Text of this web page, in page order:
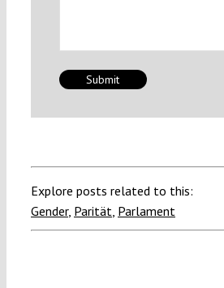
Explore posts related to this:
Gender, Parität, Parlament